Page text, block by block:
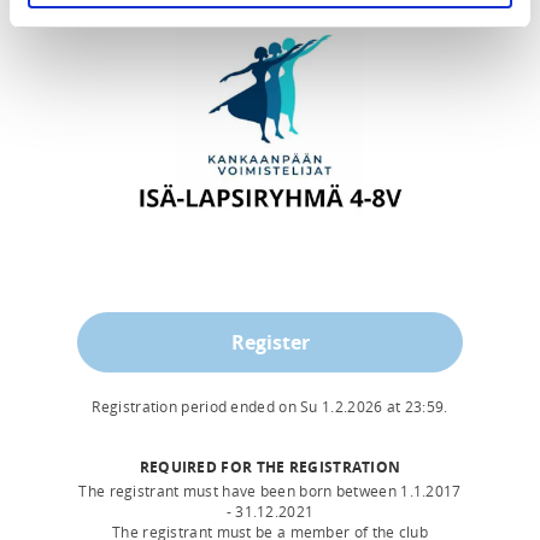
Register
Registration period ended onSu 1.2.2026 at 23:59.
REQUIRED FOR THE REGISTRATION
The registrant must have been born between 1.1.2017
- 31.12.2021
The registrant must be a member of the club